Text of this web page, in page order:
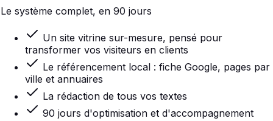
Le système complet, en 90 jours
Un site vitrine sur-mesure, pensé pour
transformer vos visiteurs en clients
Le référencement local : fiche Google, pages par
ville et annuaires
La rédaction de tous vos textes
90 jours d'optimisation et d'accompagnement